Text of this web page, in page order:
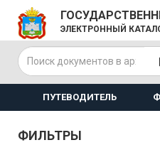
ЭЛЕКТРОННЫЙ
ПУТЕВОДИТЕЛЬ
ФИЛЬТРЫ